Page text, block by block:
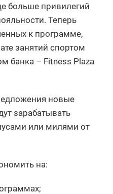
больше привилегий
Теперь
к программе,
занятий спортом
банка – Fitness Plaza
новые
зарабатывать
или милями от
на: